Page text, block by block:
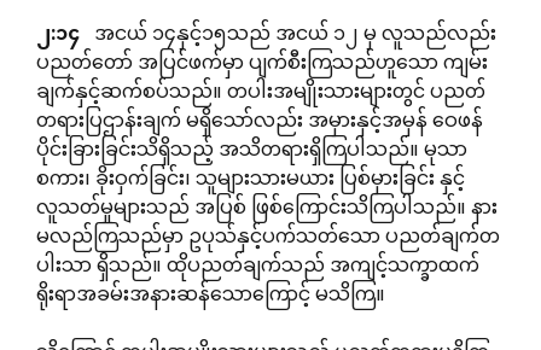
၂:၁၄ အငယ် ၁၄နှင့်၁၅သည် အငယ် ၁၂ မှ လူသည်လည်း
ပညတ်တော် အပြင်ဖက်မှာ ပျက်စီးကြသည်ဟူသော ကျမ်း
ချက်နှင့်ဆက်စပ်သည်။ တပါးအမျိုးသားများတွင် ပညတ်
တရားပြဌာန်းချက် မရှိသော်လည်း အမှားနှင့်အမှန် ဝေဖန်
ပိုင်းခြားခြင်းသိရှိသည့် အသိတရားရှိကြပါသည်။ မုသာ
စကား၊ ခိုးဝှက်ခြင်း၊ သူများသားမယား ပြစ်မှားခြင်း နှင့်
လူသတ်မှုများသည် အပြစ် ဖြစ်ကြောင်းသိကြပါသည်။ နား
မလည်ကြသည်မှာ ဥပုသ်နှင့်ပက်သတ်သော ပညတ်ချက်တ
ပါးသာ ရှိသည်။ ထိုပညတ်ချက်သည် အကျင့်သက္ခာထက်
ရိုးရာအခမ်းအနားဆန်သောကြောင့် မသိကြ။